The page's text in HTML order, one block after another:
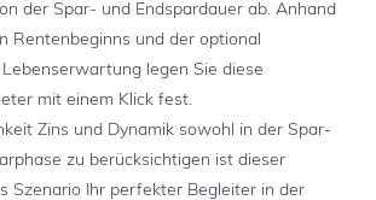
der Spar- und Endspardauer ab. Anhand
Rentenbeginns und der optional
legen Sie diese
mit einem Klick fest.
Zins und Dynamik sowohl in der Spar-
zu berücksichtigen ist dieser
Szenario Ihr perfekter Begleiter in der